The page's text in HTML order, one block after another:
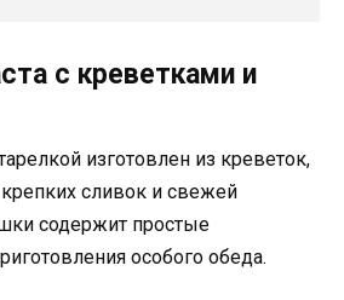
с креветками и
изготовлен из креветок,
сливок и свежей
содержит простые
особого обеда.